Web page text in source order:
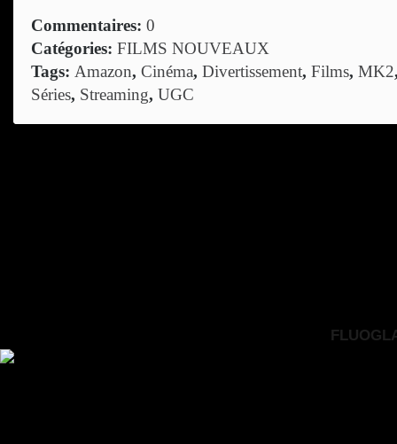
Commentaires: 0
Catégories: FILMS NOUVEAUX
Tags: Amazon, Cinéma, Divertissement, Films, MK2
Séries, Streaming, UGC